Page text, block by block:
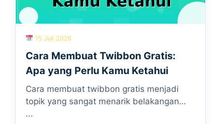
15 Juli 2026
Cara Membuat Twibbon Gratis:
Apa yang Perlu Kamu Ketahui
Cara membuat twibbon gratis menjadi
topik yang sangat menarik belakangan…
...